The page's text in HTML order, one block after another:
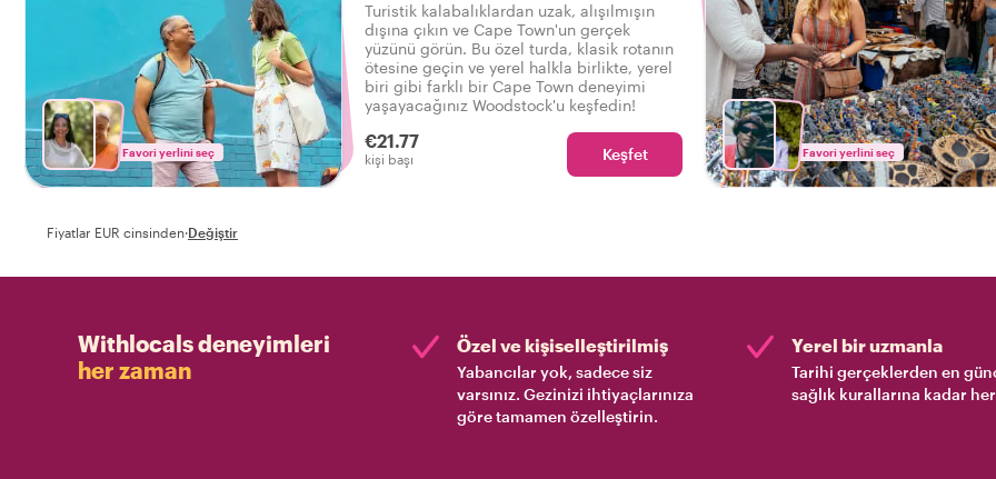
Favori yerlini seç
Turistik kalabalıklardan uzak, alışılmışın
dışına çıkın ve Cape Town'un gerçek
yüzünü görün. Bu özel turda, klasik rotanın
ötesine geçin ve yerel halkla birlikte, yerel
biri gibi farklı bir Cape Town deneyimi
yaşayacağınız Woodstock'u keşfedin!
€21.77
kişi başı Keşfet Favori yerlini seç
Fiyatlar EUR cinsinden·Değiştir
Withlocals deneyimleri
her zaman
Özel ve kişiselleştirilmiş
Yabancılar yok, sadece siz
varsınız. Gezinizi ihtiyaçlarınıza
göre tamamen özelleştirin.
Yerel bir uzmanla
Tarihi gerçeklerden en
sağlık kurallarına kadar